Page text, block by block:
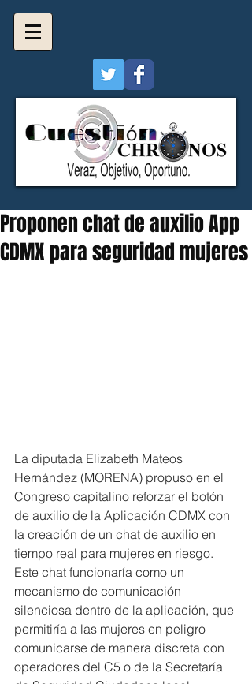
Proponen chat de auxilio App
CDMX para seguridad mujeres
La diputada Elizabeth Mateos
Hernández (MORENA) propuso en el
Congreso capitalino reforzar el botón
de auxilio de la Aplicación CDMX con
la creación de un chat de auxilio en
tiempo real para mujeres en riesgo.
Este chat funcionaría como un
mecanismo de comunicación
silenciosa dentro de la aplicación, que
permitiría a las mujeres en peligro
comunicarse de manera discreta con
operadores del C5 o de la Secretaría